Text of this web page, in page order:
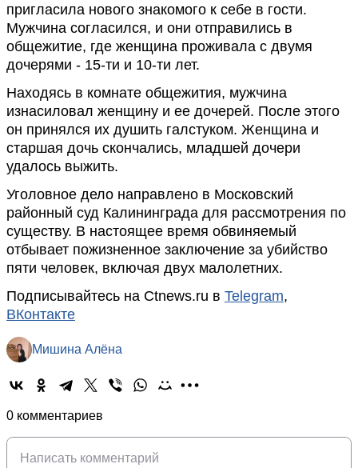
пригласила нового знакомого к себе в гости.
Мужчина согласился, и они отправились в
общежитие, где женщина проживала с двумя
дочерями - 15-ти и 10-ти лет.
Находясь в комнате общежития, мужчина
изнасиловал женщину и ее дочерей. После этого
он принялся их душить галстуком. Женщина и
старшая дочь скончались, младшей дочери
удалось выжить.
Уголовное дело направлено в Московский
районный суд Калининграда для рассмотрения по
существу. В настоящее время обвиняемый
отбывает пожизненное заключение за убийство
пяти человек, включая двух малолетних.
Подписывайтесь на Ctnews.ru в Telegram,
ВКонтакте
Мишина Алёна
0 комментариев